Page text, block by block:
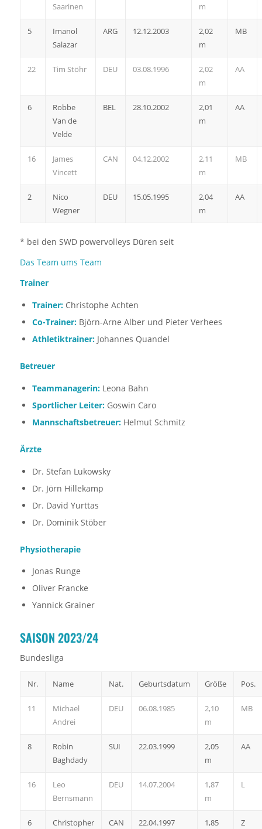
Saarinen m
5
Imanol
Salazar
ARG 12.12.2003
2,02
m
MB
22 Tim Stöhr DEU 03.08.1996
2,02
m
AA
6
Robbe
Van de
Velde
BEL 28.10.2002
2,01
m
AA
16
James
Vincett
CAN 04.12.2002
2,11
m
MB
2
Nico
Wegner
DEU 15.05.1995
2,04
m
AA
* bei den SWD powervolleys Düren seit
Das Team ums Team
Trainer
Trainer:Christophe Achten
Co-Trainer:Björn-Arne Alber und Pieter Verhees
Athletiktrainer:Johannes Quandel
Betreuer
Teammanagerin:Leona Bahn
Sportlicher Leiter:Goswin Caro
Mannschaftsbetreuer:Helmut Schmitz
Ärzte
Dr. Stefan Lukowsky
Dr. Jörn Hillekamp
Dr. David Yurttas
Dr. Dominik Stöber
Physiotherapie
Jonas Runge
Oliver Francke
Yannick Grainer
SAISON 2023/24
Bundesliga
Nr. Name Nat. Geburtsdatum Größe Pos.
11
Michael
Andrei
DEU 06.08.1985
2,10
m
MB
8
Robin
Baghdady
SUI 22.03.1999
2,05
m
AA
16
Leo
Bernsmann
DEU 14.07.2004
1,87
m
L
6
Christopher
CAN 22.04.1997
1,85
Z